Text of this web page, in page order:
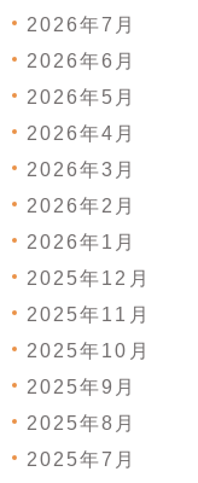
2026年7月
2026年6月
2026年5月
2026年4月
2026年3月
2026年2月
2026年1月
2025年12月
2025年11月
2025年10月
2025年9月
2025年8月
2025年7月